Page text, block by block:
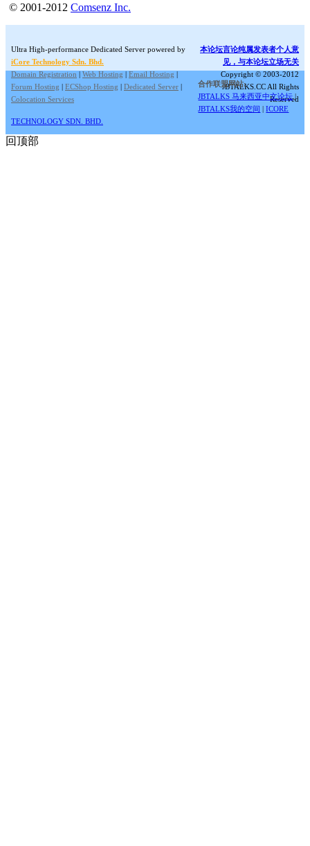
© 2001-2012 Comsenz Inc.
Ultra High-performance Dedicated Server powered by
iCore Technology Sdn. Bhd.
Domain Registration | Web Hosting | Email Hosting |
Forum Hosting | ECShop Hosting | Dedicated Server |
Colocation Services
本论坛言论纯属发表者个人意
见，与本论坛立场无关
Copyright © 2003-2012
JBTALKS.CC All Rights
Reserved
合作联盟网站:
JBTALKS 马来西亚中文论坛 |
JBTALKS我的空间 |ICORE
TECHNOLOGY SDN. BHD.
回顶部